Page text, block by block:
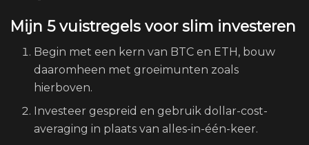
Mijn 5 vuistregels voor slim investeren
Begin met een kern van BTC en ETH, bouw
daaromheen met groeimunten zoals
hierboven.
Investeer gespreid en gebruik dollar-cost-
averaging in plaats van alles-in-één-keer.